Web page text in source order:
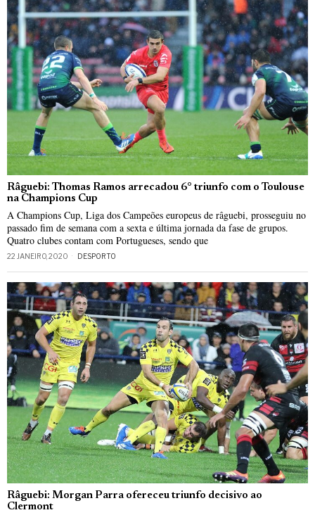
Râguebi: Thomas Ramos arrecadou 6° triunfo com o Toulouse
na Champions Cup
A Champions Cup, Liga dos Campeões europeus de râguebi, prosseguiu no
passado fim de semana com a sexta e última jornada da fase de grupos.
Quatro clubes contam com Portugueses, sendo que
22 JANEIRO, 2020 DESPORTO
Râguebi: Morgan Parra ofereceu triunfo decisivo ao
Clermont